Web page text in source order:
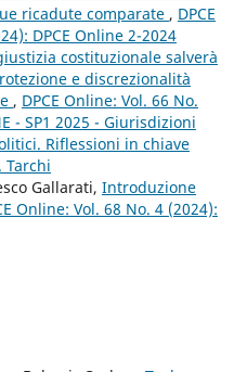
ricadute comparate , DPCE
DPCE Online 2-2024
costituzionale salverà
e discrezionalità
, DPCE Online: Vol. 66 No.
- SP1 2025 - Giurisdizioni
Riflessioni in chiave
Tarchi
Gallarati, Introduzione
Online: Vol. 68 No. 4 (2024):